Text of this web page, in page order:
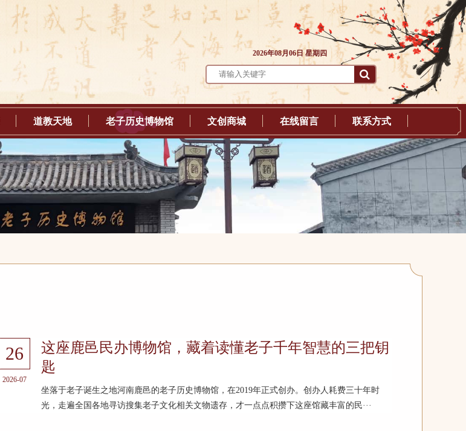
2026年08月06日 星期四
道教天地 老子历史博物馆 文创商城 在线留言 联系方式
26
2026-07
这座鹿邑民办博物馆，藏着读懂老子千年智慧的三把钥
匙
坐落于老子诞生之地河南鹿邑的老子历史博物馆，在2019年正式创办。创办人耗费三十年时
光，走遍全国各地寻访搜集老子文化相关文物遗存，才一点点积攒下这座馆藏丰富的民···